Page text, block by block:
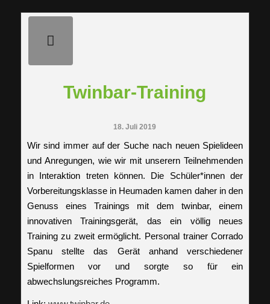
Twinbar-Training
18. Juli 2019
Wir sind immer auf der Suche nach neuen Spielideen
und Anregungen, wie wir mit unserern Teilnehmenden
in Interaktion treten können. Die Schüler*innen der
Vorbereitungsklasse in Heumaden kamen daher in den
Genuss eines Trainings mit dem twinbar, einem
innovativen Trainingsgerät, das ein völlig neues
Training zu zweit ermöglicht. Personal trainer Corrado
Spanu stellte das Gerät anhand verschiedener
Spielformen vor und sorgte so für ein
abwechslungsreiches Programm.